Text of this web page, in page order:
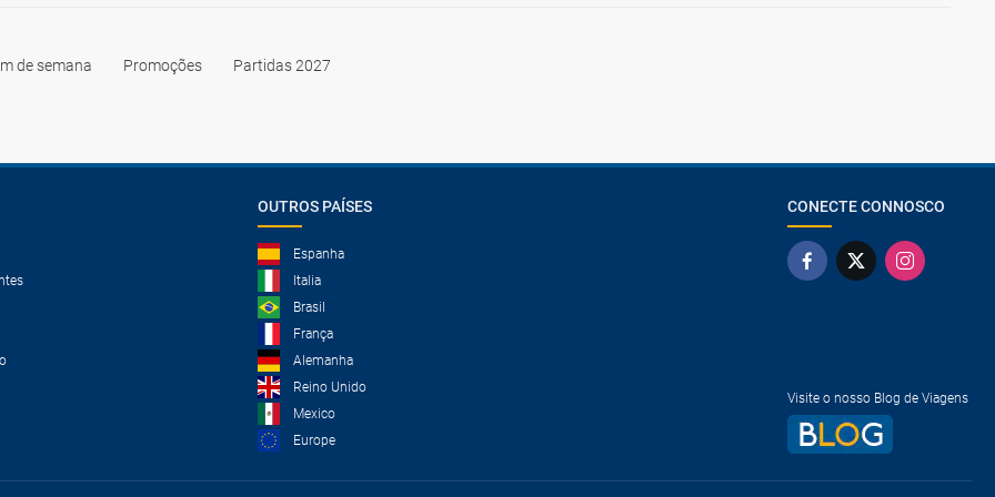
de semana Promoções Partidas 2027
OUTROS PAÍSES
Espanha
Italia
Brasil
França
Alemanha
Reino Unido
Mexico
Europe
CONECTE CONNOSCO
Visite o nosso Blog de Viagens